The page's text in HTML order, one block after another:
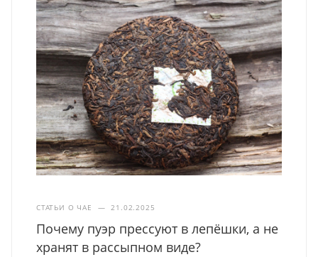
СТАТЬИ О ЧАЕ — 21.02.2025
Почему пуэр прессуют в лепёшки, а не
хранят в рассыпном виде?